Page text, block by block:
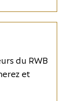
du RWB
et